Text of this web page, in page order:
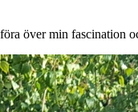
över min fascination